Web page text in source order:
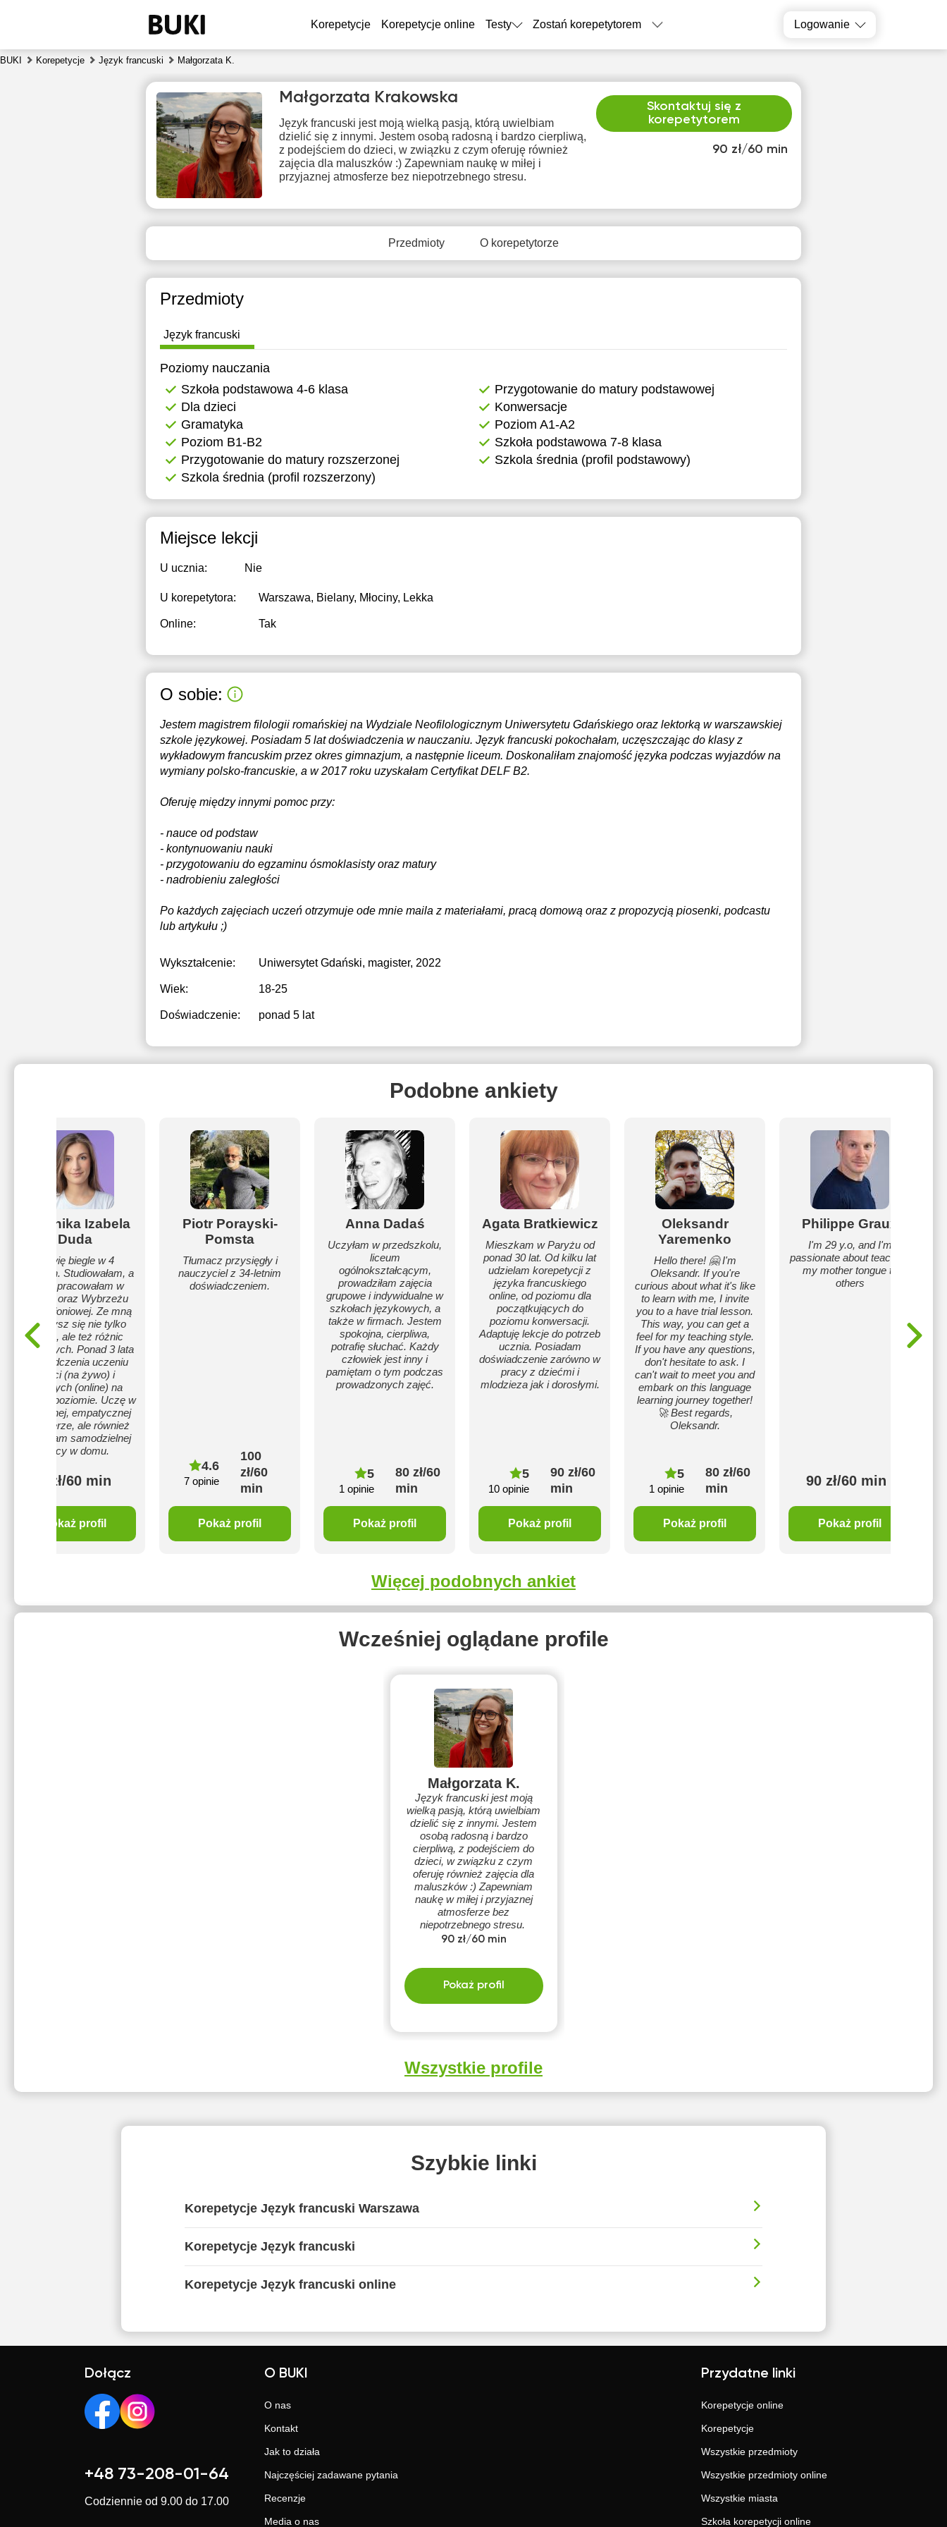
Korepetycje Korepetycje online Testy Zostań korepetytorem Logowanie
BUKI Korepetycje Język francuski Małgorzata K.
90 zł/60 min
Skontaktuj się z
korepetytorem
Małgorzata Krakowska
Język francuski jest moją wielką pasją, którą uwielbiam
dzielić się z innymi. Jestem osobą radosną i bardzo cierpliwą,
z podejściem do dzieci, w związku z czym oferuję również
zajęcia dla maluszków :) Zapewniam naukę w miłej i
przyjaznej atmosferze bez niepotrzebnego stresu.
Przedmioty O korepetytorze
Przedmioty
Język francuski
Poziomy nauczania
Szkoła podstawowa 4-6 klasa
Przygotowanie do matury podstawowej
Dla dzieci
Konwersacje
Gramatyka
Poziom A1-A2
Poziom B1-B2
Szkoła podstawowa 7-8 klasa
Przygotowanie do matury rozszerzonej
Szkola średnia (profil podstawowy)
Szkola średnia (profil rozszerzony)
Miejsce lekcji
U ucznia: Nie
U korepetytora: Warszawa, Bielany, Młociny, Lekka
Online: Tak
O sobie:
Jestem magistrem filologii romańskiej na Wydziale Neofilologicznym Uniwersytetu Gdańskiego oraz lektorką w warszawskiej
szkole językowej. Posiadam 5 lat doświadczenia w nauczaniu. Język francuski pokochałam, uczęszczając do klasy z
wykładowym francuskim przez okres gimnazjum, a następnie liceum. Doskonaliłam znajomość języka podczas wyjazdów na
wymiany polsko-francuskie, a w 2017 roku uzyskałam Certyfikat DELF B2.
Oferuję między innymi pomoc przy:
- nauce od podstaw
- kontynuowaniu nauki
- przygotowaniu do egzaminu ósmoklasisty oraz matury
- nadrobieniu zaległości
Po każdych zajęciach uczeń otrzymuje ode mnie maila z materiałami, pracą domową oraz z propozycją piosenki, podcastu
lub artykułu ;)
Wykształcenie: Uniwersytet Gdański, magister, 2022
Wiek: 18-25
Doświadczenie: ponad 5 lat
Podobne ankiety
Dominika Izabela
Duda
Mówię biegle w 4
językach. Studiowałam, a
potem pracowałam w
Paryżu oraz Wybrzeżu
Kości Słoniowej. Ze mną
nauczysz się nie tylko
języka, ale też różnic
kulturowych. Ponad 3 lata
doświadczenia uczeniu
dzieci (na żywo) i
dorosłych (online) na
każdym poziomie. Uczę w
przyjaznej, empatycznej
atmosferze, ale również
wymagam samodzielnej
pracy w domu.
80 zł/60 min
Pokaż profil
Piotr Porayski-
Pomsta
Tłumacz przysięgły i
nauczyciel z 34-letnim
doświadczeniem.
4.6
7 opinie
100
zł/60
min
Pokaż profil
Anna Dadaś
Uczyłam w przedszkolu,
liceum
ogólnokształcącym,
prowadziłam zajęcia
grupowe i indywidualne w
szkołach językowych, a
także w firmach. Jestem
spokojna, cierpliwa,
potrafię słuchać. Każdy
człowiek jest inny i
pamiętam o tym podczas
prowadzonych zajęć.
5
1 opinie
80 zł/60
min
Pokaż profil
Agata Bratkiewicz
Mieszkam w Paryżu od
ponad 30 lat. Od kilku lat
udzielam korepetycji z
języka francuskiego
online, od poziomu dla
początkujących do
poziomu konwersacji.
Adaptuję lekcje do potrzeb
ucznia. Posiadam
doświadczenie zarówno w
pracy z dziećmi i
mlodzieza jak i dorosłymi.
5
10 opinie
90 zł/60
min
Pokaż profil
Oleksandr
Yaremenko
Hello there! 🤗 I'm
Oleksandr. If you're
curious about what it's like
to learn with me, I invite
you to a have trial lesson.
This way, you can get a
feel for my teaching style.
If you have any questions,
don't hesitate to ask. I
can't wait to meet you and
embark on this language
learning journey together!
🚀 Best regards,
Oleksandr.
5
1 opinie
80 zł/60
min
Pokaż profil
Philippe Graux
I'm 29 y.o, and I'm
passionate about teaching
my mother tongue to
others
90 zł/60 min
Pokaż profil
Więcej podobnych ankiet
Wcześniej oglądane profile
Małgorzata K.
Język francuski jest moją
wielką pasją, którą uwielbiam
dzielić się z innymi. Jestem
osobą radosną i bardzo
cierpliwą, z podejściem do
dzieci, w związku z czym
oferuję również zajęcia dla
maluszków :) Zapewniam
naukę w miłej i przyjaznej
atmosferze bez
niepotrzebnego stresu.
90 zł/60 min
Pokaż profil
Wszystkie profile
Szybkie linki
Korepetycje Język francuski Warszawa
Korepetycje Język francuski
Korepetycje Język francuski online
sob
8
9
10
11
12
13
14
dostępnych
dostępnych
Brak
dostępnych
Brak
dostępnych
Brak
dostępnych
dostępnych
dostępnych
Dołącz
+48 73-208-01-64
Codziennie od 9.00 do 17.00
O BUKI
O nas
Kontakt
Jak to działa
Najczęściej zadawane pytania
Recenzje
Media o nas
Przydatne linki
Korepetycje online
Korepetycje
Wszystkie przedmioty
Wszystkie przedmioty online
Wszystkie miasta
Szkoła korepetycji online